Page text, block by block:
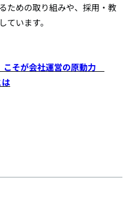
ための取り組みや、採用・教
います。
そが会社運営の原動力